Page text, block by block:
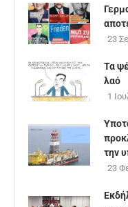
23
Τα
λαό
1
την
23